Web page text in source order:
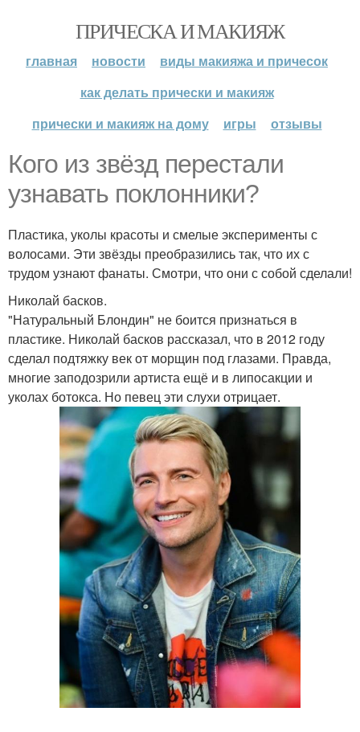
ПРИЧЕСКА И МАКИЯЖ
главная новости
виды макияжа и причесок
как делать прически и макияж
прически и макияж на дому
игры отзывы
Кого из звёзд перестали
узнавать поклонники?
Пластика, уколы красоты и смелые эксперименты с
волосами. Эти звёзды преобразились так, что их с
трудом узнают фанаты. Смотри, что они с собой сделали!
Николай басков.
"Натуральный Блондин" не боится признаться в
пластике. Николай басков рассказал, что в 2012 году
сделал подтяжку век от морщин под глазами. Правда,
многие заподозрили артиста ещё и в липосакции и
уколах ботокса. Но певец эти слухи отрицает.